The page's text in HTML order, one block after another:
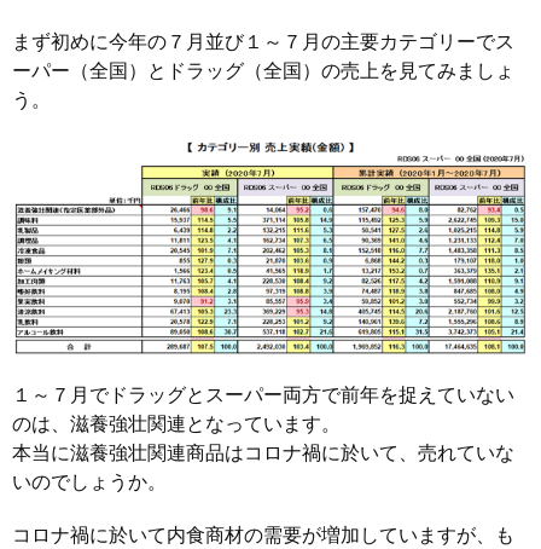
まず初めに今年の７月並び１～７月の主要カテゴリーでス
ーパー（全国）とドラッグ（全国）の売上を見てみましょ
う。
１～７月でドラッグとスーパー両方で前年を捉えていない
のは、滋養強壮関連となっています。
本当に滋養強壮関連商品はコロナ禍に於いて、売れていな
いのでしょうか。
コロナ禍に於いて内食商材の需要が増加していますが、も